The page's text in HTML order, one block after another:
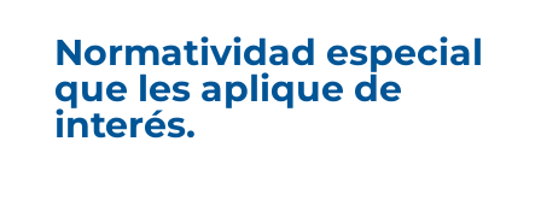
Normatividad especial
que les aplique de
interés.